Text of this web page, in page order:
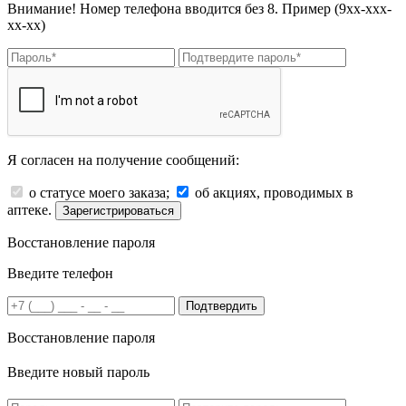
Внимание! Номер телефона вводится без 8. Пример (9хх-ххх-
хх-хх)
Я согласен на получение сообщений:
о статусе моего заказа;
об акциях, проводимых в
аптеке.
Зарегистрироваться
Восстановление пароля
Введите телефон
Подтвердить
Восстановление пароля
Введите новый пароль